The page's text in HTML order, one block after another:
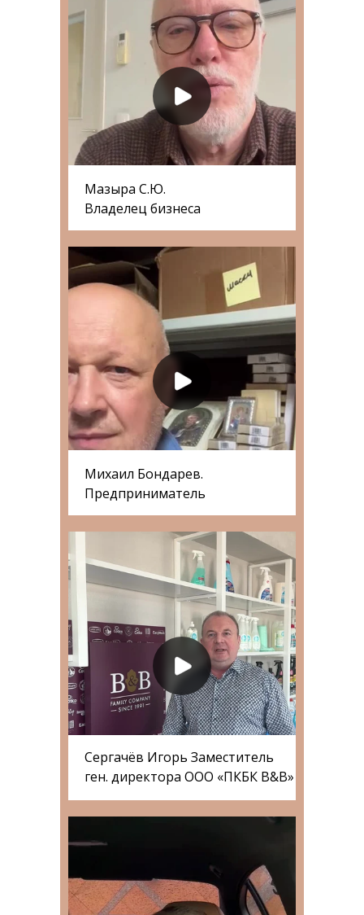
Мазыра С.Ю.
Владелец бизнеса
Михаил Бондарев.
Предприниматель
Сергачёв Игорь Заместитель
ген. директора ООО «ПКБК B&B»